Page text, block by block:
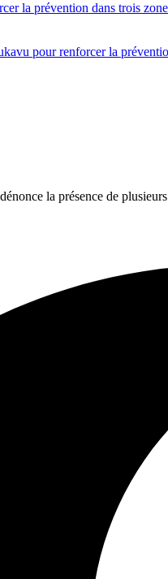
la prévention dans trois
pour renforcer la
la présence de